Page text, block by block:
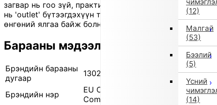
(12)
Малгай
(53)
Бээлий
(5)
Үсний
(14)
загвар нь гоо зүй, практик чанарыг хослуулсан. Энэ
нь 'outlet' бүтээгдэхүүн тул бага зэрэг зураас, үрчлээ,
өнгөний ялгаа байж болно.
Барааны мэдээлэл
Брэндийн барааны
дугаар
13028 0D03
Брэндийн нэр
EU Comfort Shoes (Европын
Comfort Shoes)